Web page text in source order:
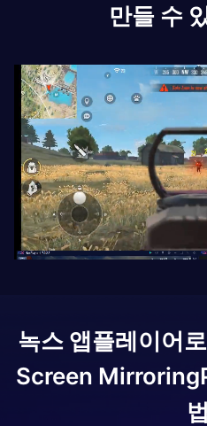
만들 수
녹스 앱플레이어로
Screen Mirroring
법